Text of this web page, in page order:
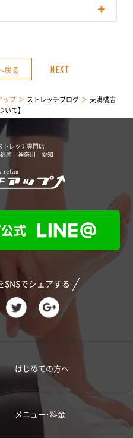
戻る NEXT
ップ ストレッチブログ
天満橋店
いて】
トレッチ専門店
岡・神奈川・愛知
SNSでシェアする
はじめての方へ
メニュー･料金